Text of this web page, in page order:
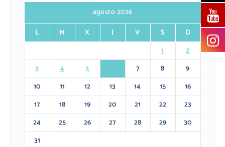
agosto 2026
L
M X J V S
D
1
2
3
4 5 7 8
9
10
11 12 13 14 15
16
17
18 19 20 21 22
23
24
25 26 27 28 29
30
31